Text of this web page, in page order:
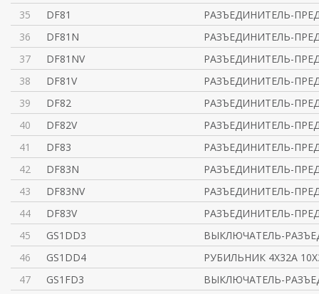
35
DF81
РАЗЪЕДИНИТЕЛЬ-
36
DF81N
РАЗЪЕДИНИТЕЛЬ-
37
DF81NV
РАЗЪЕДИНИТЕЛЬ-
38
DF81V
РАЗЪЕДИНИТЕЛЬ-
39
DF82
РАЗЪЕДИНИТЕЛЬ-
40
DF82V
РАЗЪЕДИНИТЕЛЬ-
41
DF83
РАЗЪЕДИНИТЕЛЬ-
42
DF83N
РАЗЪЕДИНИТЕЛЬ-
43
DF83NV
РАЗЪЕДИНИТЕЛЬ-
44
DF83V
РАЗЪЕДИНИТЕЛЬ-
45
GS1DD3
ВЫКЛЮЧАТЕЛЬ-
46
GS1DD4
РУБИЛЬНИК 4X32A
47
GS1FD3
ВЫКЛЮЧАТЕЛЬ-